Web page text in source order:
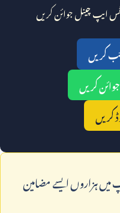
ایپ چینل جوائن کریں
کریں
کریں
کریں
ميں ہزاروں ايسے مضامين